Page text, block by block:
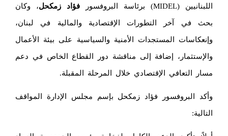
اللبنانيين (MIDEL) برئاسة البروفسور فؤاد زمكحل، وكان
بحث في آخر التطورات الإقتصادية والمالية في لبنان،
وإنعكاسات المستجدات الأمنية والسياسية على بيئة الأعمال
والإستثمار، إضافة إلى مناقشة دور القطاع الخاص في دعم
مسار التعافي الإقتصادي خلال المرحلة المقبلة.
وأكد البروفسور فؤاد زمكحل بإسم مجلس الإدارة المواقف
التالية: